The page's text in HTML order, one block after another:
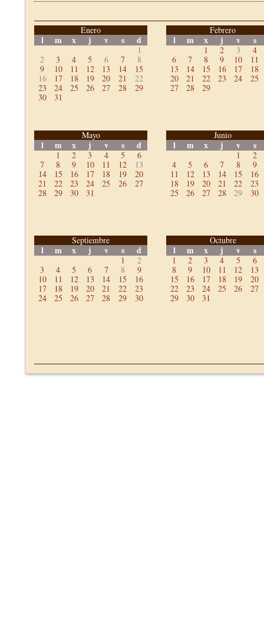
Enero
l m x j v s d
1
2
3 4 5 6 7
8
9
10 11 12 13 14
15
16
17 18 19 20 21
22
23
24 25 26 27 28
29
30
31
Febrero
l m x j v s
1 2 3
4
6
7 8 9 10
11
13
14 15 16 17
18
20
21 22 23 24
25
27
28 29
Mayo
l m x j v s d
1 2 3 4 5
6
7
8 9 10 11 12
13
14
15 16 17 18 19
20
21
22 23 24 25 26
27
28
29 30 31
Junio
l m x j v s
1
2
4
5 6 7 8
9
11
12 13 14 15
16
18
19 20 21 22
23
25
26 27 28 29 30
Septiembre
l m x j v s d
1
2
3
4 5 6 7 8
9
10
11 12 13 14 15
16
17
18 19 20 21 22
23
24
25 26 27 28 29 30
Octubre
l m x j v s
1 2 3 4 5
6
8
9 10 11 12
13
15
16 17 18 19
20
22
23 24 25 26
27
29
30 31